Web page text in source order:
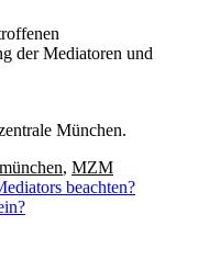
der Mediatoren und
München.
münchen, MZM
beachten?